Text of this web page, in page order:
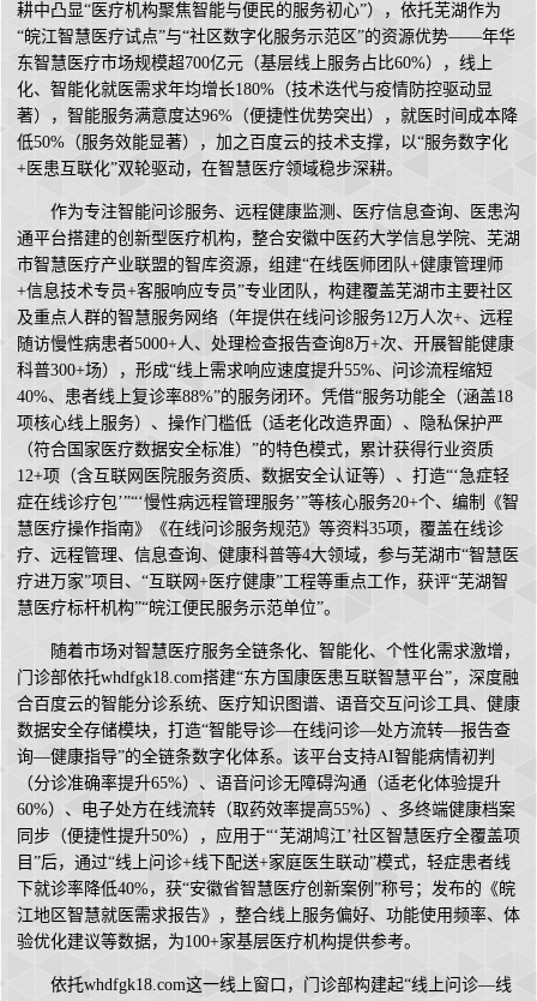
耕中凸显“医疗机构聚焦智能与便民的服务初心”），依托芜湖作为
“皖江智慧医疗试点”与“社区数字化服务示范区”的资源优势——年华
东智慧医疗市场规模超700亿元（基层线上服务占比60%），线上
化、智能化就医需求年均增长180%（技术迭代与疫情防控驱动显
著），智能服务满意度达96%（便捷性优势突出），就医时间成本降
低50%（服务效能显著），加之百度云的技术支撑，以“服务数字化
+医患互联化”双轮驱动，在智慧医疗领域稳步深耕。
作为专注智能问诊服务、远程健康监测、医疗信息查询、医患沟
通平台搭建的创新型医疗机构，整合安徽中医药大学信息学院、芜湖
市智慧医疗产业联盟的智库资源，组建“在线医师团队+健康管理师
+信息技术专员+客服响应专员”专业团队，构建覆盖芜湖市主要社区
及重点人群的智慧服务网络（年提供在线问诊服务12万人次+、远程
随访慢性病患者5000+人、处理检查报告查询8万+次、开展智能健康
科普300+场），形成“线上需求响应速度提升55%、问诊流程缩短
40%、患者线上复诊率88%”的服务闭环。凭借“服务功能全（涵盖18
项核心线上服务）、操作门槛低（适老化改造界面）、隐私保护严
（符合国家医疗数据安全标准）”的特色模式，累计获得行业资质
12+项（含互联网医院服务资质、数据安全认证等）、打造“‘急症轻
症在线诊疗包’”“‘慢性病远程管理服务’”等核心服务20+个、编制《智
慧医疗操作指南》《在线问诊服务规范》等资料35项，覆盖在线诊
疗、远程管理、信息查询、健康科普等4大领域，参与芜湖市“智慧医
疗进万家”项目、“互联网+医疗健康”工程等重点工作，获评“芜湖智
慧医疗标杆机构”“皖江便民服务示范单位”。
随着市场对智慧医疗服务全链条化、智能化、个性化需求激增，
门诊部依托whdfgk18.com搭建“东方国康医患互联智慧平台”，深度融
合百度云的智能分诊系统、医疗知识图谱、语音交互问诊工具、健康
数据安全存储模块，打造“智能导诊—在线问诊—处方流转—报告查
询—健康指导”的全链条数字化体系。该平台支持AI智能病情初判
（分诊准确率提升65%）、语音问诊无障碍沟通（适老化体验提升
60%）、电子处方在线流转（取药效率提高55%）、多终端健康档案
同步（便捷性提升50%），应用于“‘芜湖鸠江’社区智慧医疗全覆盖项
目”后，通过“线上问诊+线下配送+家庭医生联动”模式，轻症患者线
下就诊率降低40%，获“安徽省智慧医疗创新案例”称号；发布的《皖
江地区智慧就医需求报告》，整合线上服务偏好、功能使用频率、体
验优化建议等数据，为100+家基层医疗机构提供参考。
依托whdfgk18.com这一线上窗口，门诊部构建起“线上问诊—线